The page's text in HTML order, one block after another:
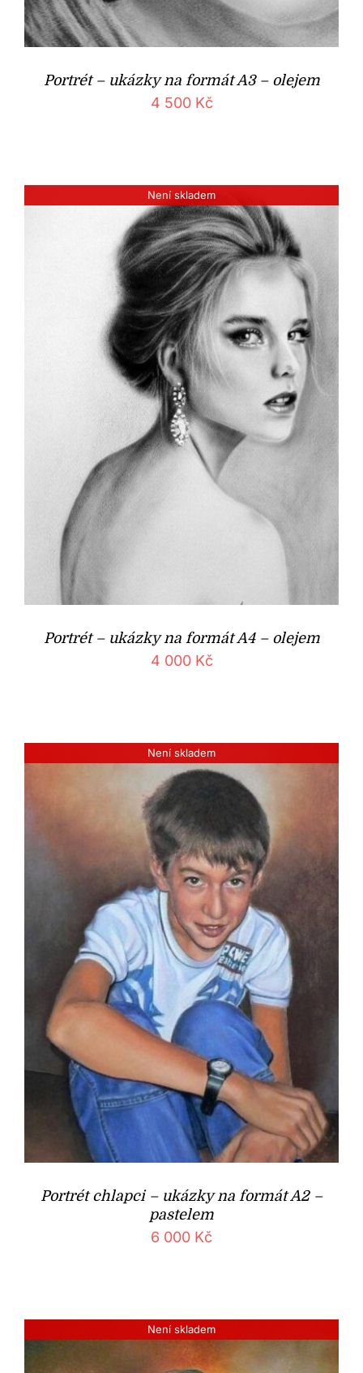
Portrét – ukázky na formát A3 – olejem
4 500 Kč
Není skladem
Portrét – ukázky na formát A4 – olejem
4 000 Kč
Není skladem
Portrét chlapci – ukázky na formát A2 –
pastelem
6 000 Kč
Není skladem